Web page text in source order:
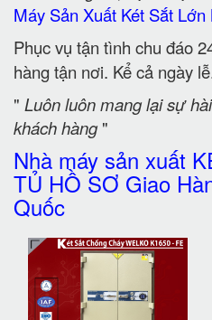
Máy Sản Xuất Két Sắt
Phục vụ tận tình chu đáo
hàng tận nơi. Kể cả ngày
" Luôn luôn mang lại sự
khách hàng"
Nhà máy sản xuất
TỦ HỒ SƠ Giao
Quốc